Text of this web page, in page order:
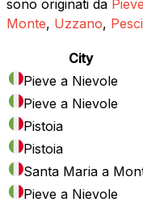
sono originati da
Monte, Uzzano,
City
Pieve a Nievole
Pieve a Nievole
Pistoia
Pistoia
Santa Maria a
Pieve a Nievole